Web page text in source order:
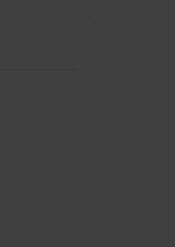
os sons